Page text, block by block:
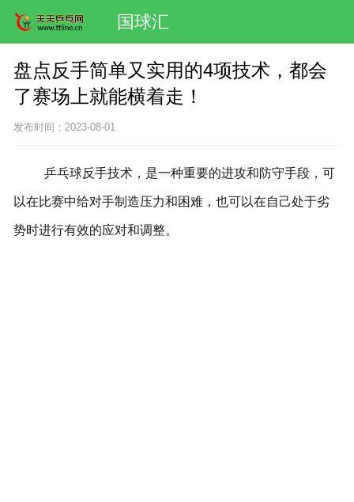
国球汇
盘点反手简单又实用的4项技术，都会
了赛场上就能横着走！
发布时间：2023-08-01
乒乓球反手技术，是一种重要的进攻和防守手段，可
以在比赛中给对手制造压力和困难，也可以在自己处于劣
势时进行有效的应对和调整。